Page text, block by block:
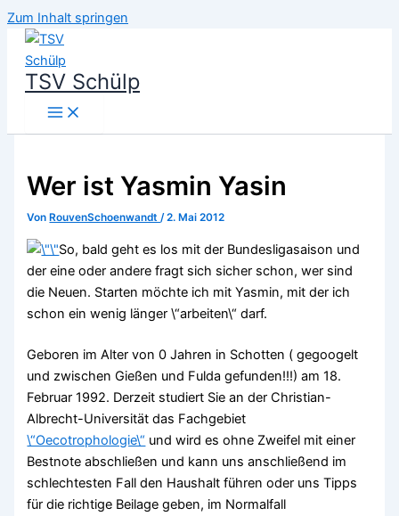
Zum Inhalt springen
TSV Schülp
Wer ist Yasmin Yasin
Von RouvenSchoenwandt/2. Mai 2012
So, bald geht es los mit der Bundesligasaison und
der eine oder andere fragt sich sicher schon, wer sind
die Neuen. Starten möchte ich mit Yasmin, mit der ich
schon ein wenig länger \“arbeiten\“ darf.
Geboren im Alter von 0 Jahren in Schotten ( gegoogelt
und zwischen Gießen und Fulda gefunden!!!) am 18.
Februar 1992. Derzeit studiert Sie an der Christian-
Albrecht-Universität das Fachgebiet
\“Oecotrophologie\“ und wird es ohne Zweifel mit einer
Bestnote abschließen und kann uns anschließend im
schlechtesten Fall den Haushalt führen oder uns Tipps
für die richtige Beilage geben, im Normalfall